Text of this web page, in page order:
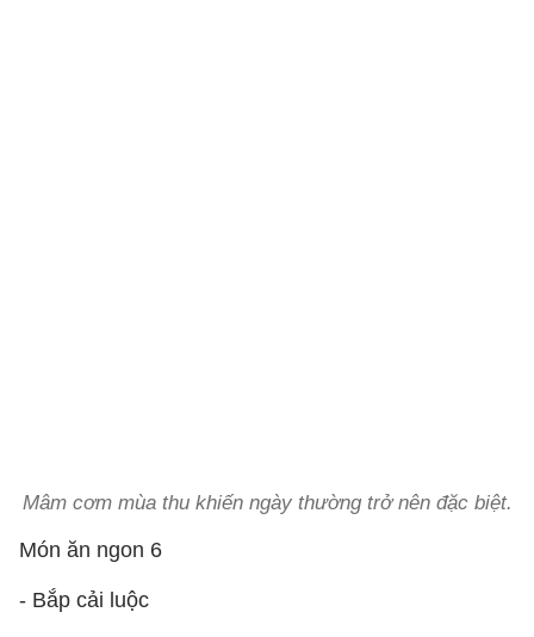
Mâm cơm mùa thu khiến ngày thường trở nên đặc biệt.
Món ăn ngon 6
- Bắp cải luộc